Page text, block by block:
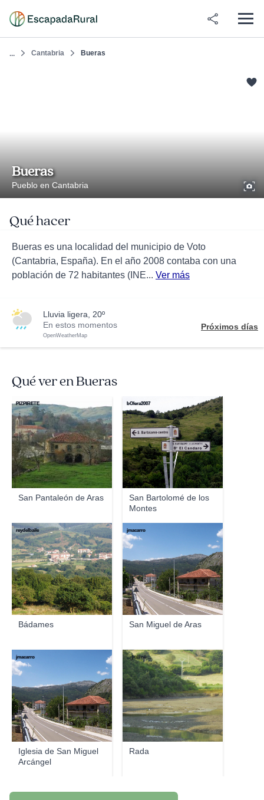
... Cantabria Bueras
Bueras
Pueblo en Cantabria
Qué hacer
Bueras es una localidad del municipio de Voto
(Cantabria, España). En el año 2008 contaba con una
población de 72 habitantes (INE... Ver más
lluvia ligera, 20º
En estos momentos
OpenWeatherMap
Próximos días
Qué ver en Bueras
San Pantaleón de Aras
PIZPIRETE
San Bartolomé de los
Montes
bOlera2007
Bádames
reydelbaile
San Miguel de Aras
jmacarro
Iglesia de San Miguel
Arcángel
jmacarro
Rada
...-|<@në-...